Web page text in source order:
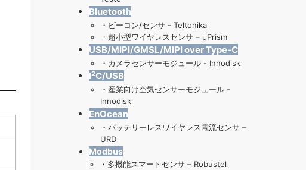
Bluetooth
・ ビーコン/センサ - Teltonika
・ 超小型ワイヤレスセンサ – μPrism
USB/MIPI/GMSL/MIPI over Type-C
・ カメラセンサーモジュール - Innodisk
I2C/USB
・ 産業向け空気センサーモジュール-
Innodisk
EnOcean
・ バッテリーレスワイヤレス電流センサ –
URD
Modbus
・ 多機能スマートセンサ – Robustel